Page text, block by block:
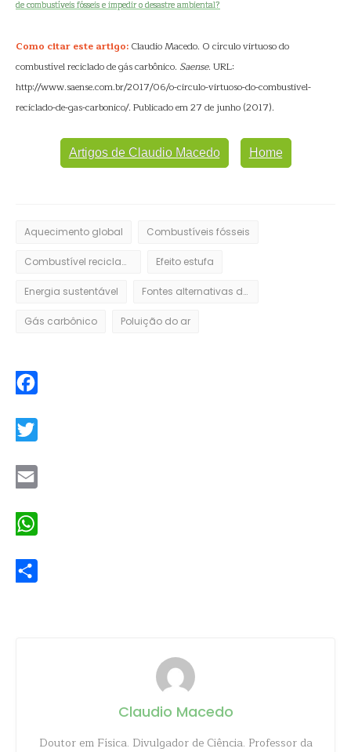
de combustíveis fósseis e impedir o desastre ambiental?
Como citar este artigo: Claudio Macedo. O círculo virtuoso do
combustível reciclado de gás carbônico. Saense. URL:
http://www.saense.com.br/2017/06/o-circulo-virtuoso-do-combustivel-
reciclado-de-gas-carbonico/. Publicado em 27 de junho (2017).
Artigos de Claudio Macedo Home
Aquecimento global Combustíveis fósseis
Combustível reciclado de CO2 Efeito estufa
Energia sustentável Fontes alternativas de energia
Gás carbônico Poluição do ar
Claudio Macedo
Doutor em Física. Divulgador de Ciência. Professor da